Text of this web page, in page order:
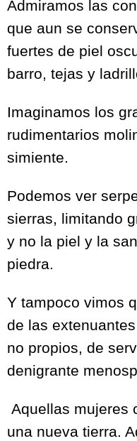
Admiramos las
que aun se
fuertes de piel
barro, tejas y
Imaginamos los
rudimentarios
simiente.
Podemos ver
sierras, limitando
y no la piel y la
piedra.
Y tampoco vimos
de las
no propios, de
denigrante
Aquellas mujeres
una nueva tierra.